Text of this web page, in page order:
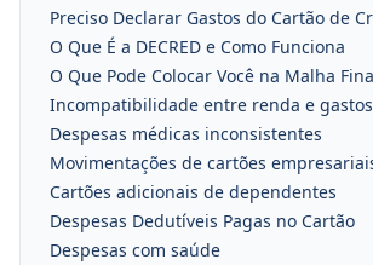
Preciso Declarar Gastos do Cartão de
O Que É a DECRED e Como Funciona
O Que Pode Colocar Você na Malha Fina
Incompatibilidade entre renda e gastos
Despesas médicas inconsistentes
Movimentações de cartões
Cartões adicionais de dependentes
Despesas Dedutíveis Pagas no Cartão
Despesas com saúde